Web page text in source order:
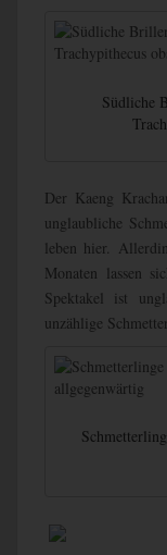
Südliche
Der Kaeng
unglaubliche
leben hier.
Monaten lassen
Spektakel ist
unzählige